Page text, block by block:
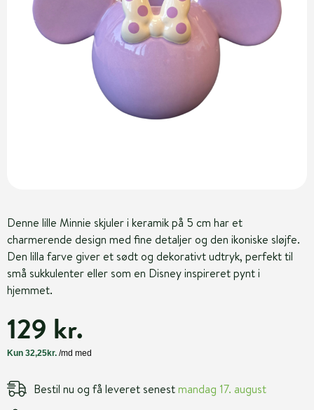
Denne lille Minnie skjuler i keramik på 5 cm har et
charmerende design med fine detaljer og den ikoniske sløjfe.
Den lilla farve giver et sødt og dekorativt udtryk, perfekt til
små sukkulenter eller som en Disney inspireret pynt i
hjemmet.
129 kr.
Bestil nu og få leveret senestmandag 17. august